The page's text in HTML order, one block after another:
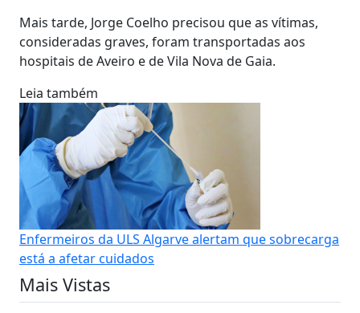
Mais tarde, Jorge Coelho precisou que as vítimas,
consideradas graves, foram transportadas aos
hospitais de Aveiro e de Vila Nova de Gaia.
Leia também
Enfermeiros da ULS Algarve alertam que sobrecarga
está a afetar cuidados
Mais Vistas